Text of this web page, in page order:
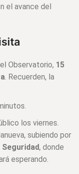
el avance del
Observatorio, 15
. Recuerden, la
los viernes.
subiendo por
, donde
esperando.